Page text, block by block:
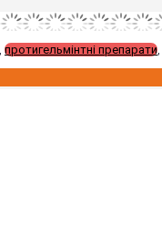
протигельмінтні препарати